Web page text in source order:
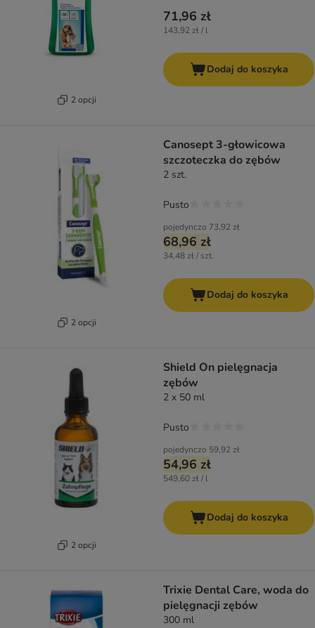
2 opcji
71,96 zł
143,92 zł / l
Dodaj do koszyka
2 opcji
Canosept 3-głowicowa
szczoteczka do zębów
2 szt.
pojedynczo 73,92 zł
68,96 zł
34,48 zł / szt.
Pusto
Dodaj do koszyka
2 opcji
Shield On pielęgnacja
zębów
2 x 50 ml
pojedynczo 59,92 zł
54,96 zł
549,60 zł / l
Pusto
Dodaj do koszyka
Trixie Dental Care, woda do
pielęgnacji zębów
300 ml